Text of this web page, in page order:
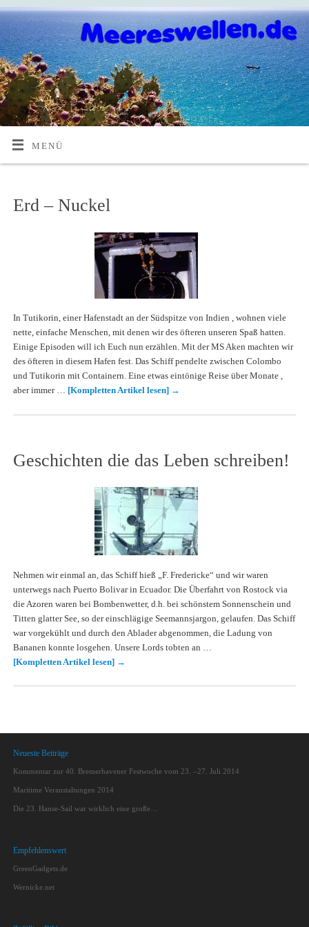
MENÜ
Erd – Nuckel
In Tutikorin, einer Hafenstadt an der Südspitze von Indien , wohnen viele
nette, einfache Menschen, mit denen wir des öfteren unseren Spaß hatten.
Einige Episoden will ich Euch nun erzählen. Mit der MS Aken machten wir
des öfteren in diesem Hafen fest. Das Schiff pendelte zwischen Colombo
und Tutikorin mit Containern. Eine etwas eintönige Reise über Monate ,
aber immer … [Kompletten Artikel lesen] →
Geschichten die das Leben schreiben!
Nehmen wir einmal an, das Schiff hieß „F. Fredericke“ und wir waren
unterwegs nach Puerto Bolivar in Ecuador. Die Überfahrt von Rostock via
die Azoren waren bei Bombenwetter, d.h. bei schönstem Sonnenschein und
Titten glatter See, so der einschlägige Seemannsjargon, gelaufen. Das Schiff
war vorgekühlt und durch den Ablader abgenommen, die Ladung von
Bananen konnte losgehen. Unsere Lords tobten an …
[Kompletten Artikel lesen] →
Neueste Beiträge
Kommentar zur 40. Bremerhavener Festwoche vom 23. –27. Juli 2014
Maritime Veranstaltungen 2014
Die 23. Hanse-Sail war wirklich eine große…
Empfehlenswert
GreenGadgets.de
Wernicke.net